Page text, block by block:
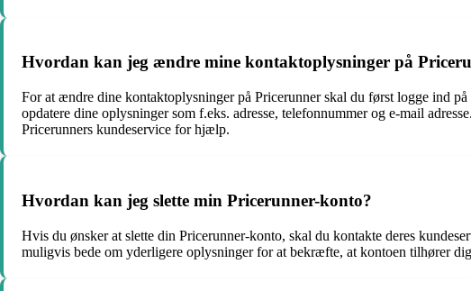
Hvordan kan jeg ændre mine kontaktoplysninger på
For at ændre dine kontaktoplysninger på Pricerunner skal du først logge ind
opdatere dine oplysninger som f.eks. adresse, telefonnummer og e-mail
Pricerunners kundeservice for hjælp.
Hvordan kan jeg slette min Pricerunner-konto?
Hvis du ønsker at slette din Pricerunner-konto, skal du kontakte deres
muligvis bede om yderligere oplysninger for at bekræfte, at kontoen tilhører